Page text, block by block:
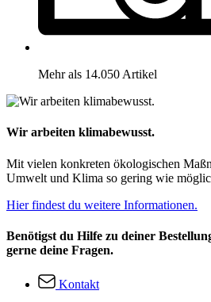
Mehr als 14.050 Artikel
Wir arbeiten klimabewusst.
Mit vielen konkreten ökologischen
Umwelt und Klima so gering wie
Hier findest du weitere Informationen.
Benötigst du Hilfe zu deiner
gerne deine Fragen.
Kontakt